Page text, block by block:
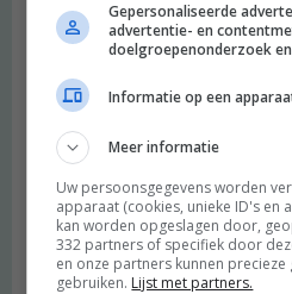
Gepersonaliseerde
advertentie- en
doelgroepenonderzoek
Informatie op een
Meer informatie
Uw persoonsgegevens worden
apparaat (cookies, unieke ID's en
kan worden opgeslagen door,
332 partners of specifiek door
en onze partners kunnen
gebruiken. Lijst met partners.